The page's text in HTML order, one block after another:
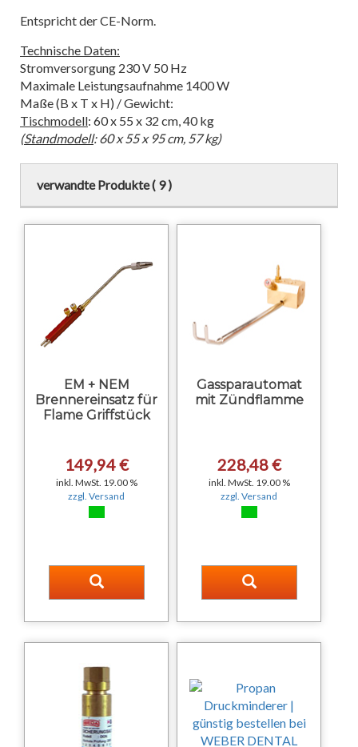
Entspricht der CE-Norm.
Technische Daten:
Stromversorgung 230 V 50 Hz
Maximale Leistungsaufnahme 1400 W
Maße (B x T x H) / Gewicht:
Tischmodell: 60 x 55 x 32 cm, 40 kg
(Standmodell: 60 x 55 x 95 cm, 57 kg)
verwandte Produkte ( 9 )
EM + NEM
Brennereinsatz für
Flame Griffstück
149,94 €
inkl. MwSt. 19.00 %
zzgl. Versand
Gassparautomat
mit Zündflamme
228,48 €
inkl. MwSt. 19.00 %
zzgl. Versand